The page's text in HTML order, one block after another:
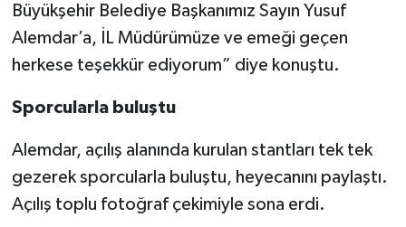
Büyükşehir Belediye Başkanımız Sayın Yusuf
Alemdar’a, İL Müdürümüze ve emeği geçen
herkese teşekkür ediyorum” diye konuştu.
Sporcularla buluştu
Alemdar, açılış alanında kurulan stantları tek tek
gezerek sporcularla buluştu, heyecanını paylaştı.
Açılış toplu fotoğraf çekimiyle sona erdi.